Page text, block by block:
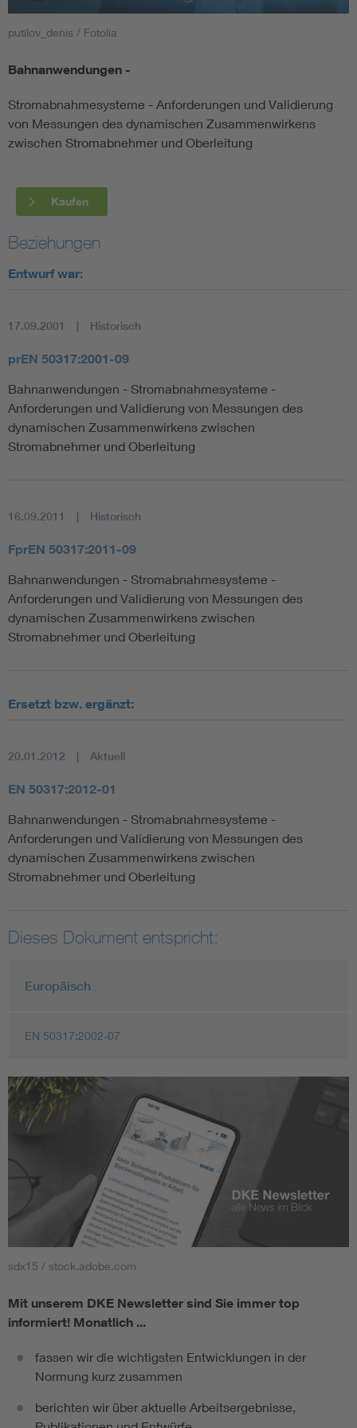
Smart Cities
DKE Fachinformationen im Kontext der Normung
Blitzschutz: DIN EN 62305 in der Übersicht
Cybersecurity in der Industrieautomatisierung
DIN VDE 0100 für sichere Elektroinstallationen
putilov_denis / Fotolia
Bahnanwendungen -
Stromabnahmesysteme - Anforderungen und Validierung
von Messungen des dynamischen Zusammenwirkens
zwischen Stromabnehmer und Oberleitung
Kaufen
Beziehungen
Entwurf war:
17.09.2001 Historisch
prEN 50317:2001-09
Bahnanwendungen - Stromabnahmesysteme -
Anforderungen und Validierung von Messungen des
dynamischen Zusammenwirkens zwischen
Stromabnehmer und Oberleitung
16.09.2011 Historisch
FprEN 50317:2011-09
Bahnanwendungen - Stromabnahmesysteme -
Anforderungen und Validierung von Messungen des
dynamischen Zusammenwirkens zwischen
Stromabnehmer und Oberleitung
Ersetzt bzw. ergänzt:
20.01.2012 Aktuell
EN 50317:2012-01
Bahnanwendungen - Stromabnahmesysteme -
Anforderungen und Validierung von Messungen des
dynamischen Zusammenwirkens zwischen
Stromabnehmer und Oberleitung
Dieses Dokument entspricht:
Europäisch
EN 50317:2002-07
sdx15 / stock.adobe.com
Mit unserem DKE Newsletter sind Sie immer top
informiert! Monatlich ...
fassen wir die wichtigsten Entwicklungen in der
Normung kurz zusammen
berichten wir über aktuelle Arbeitsergebnisse,